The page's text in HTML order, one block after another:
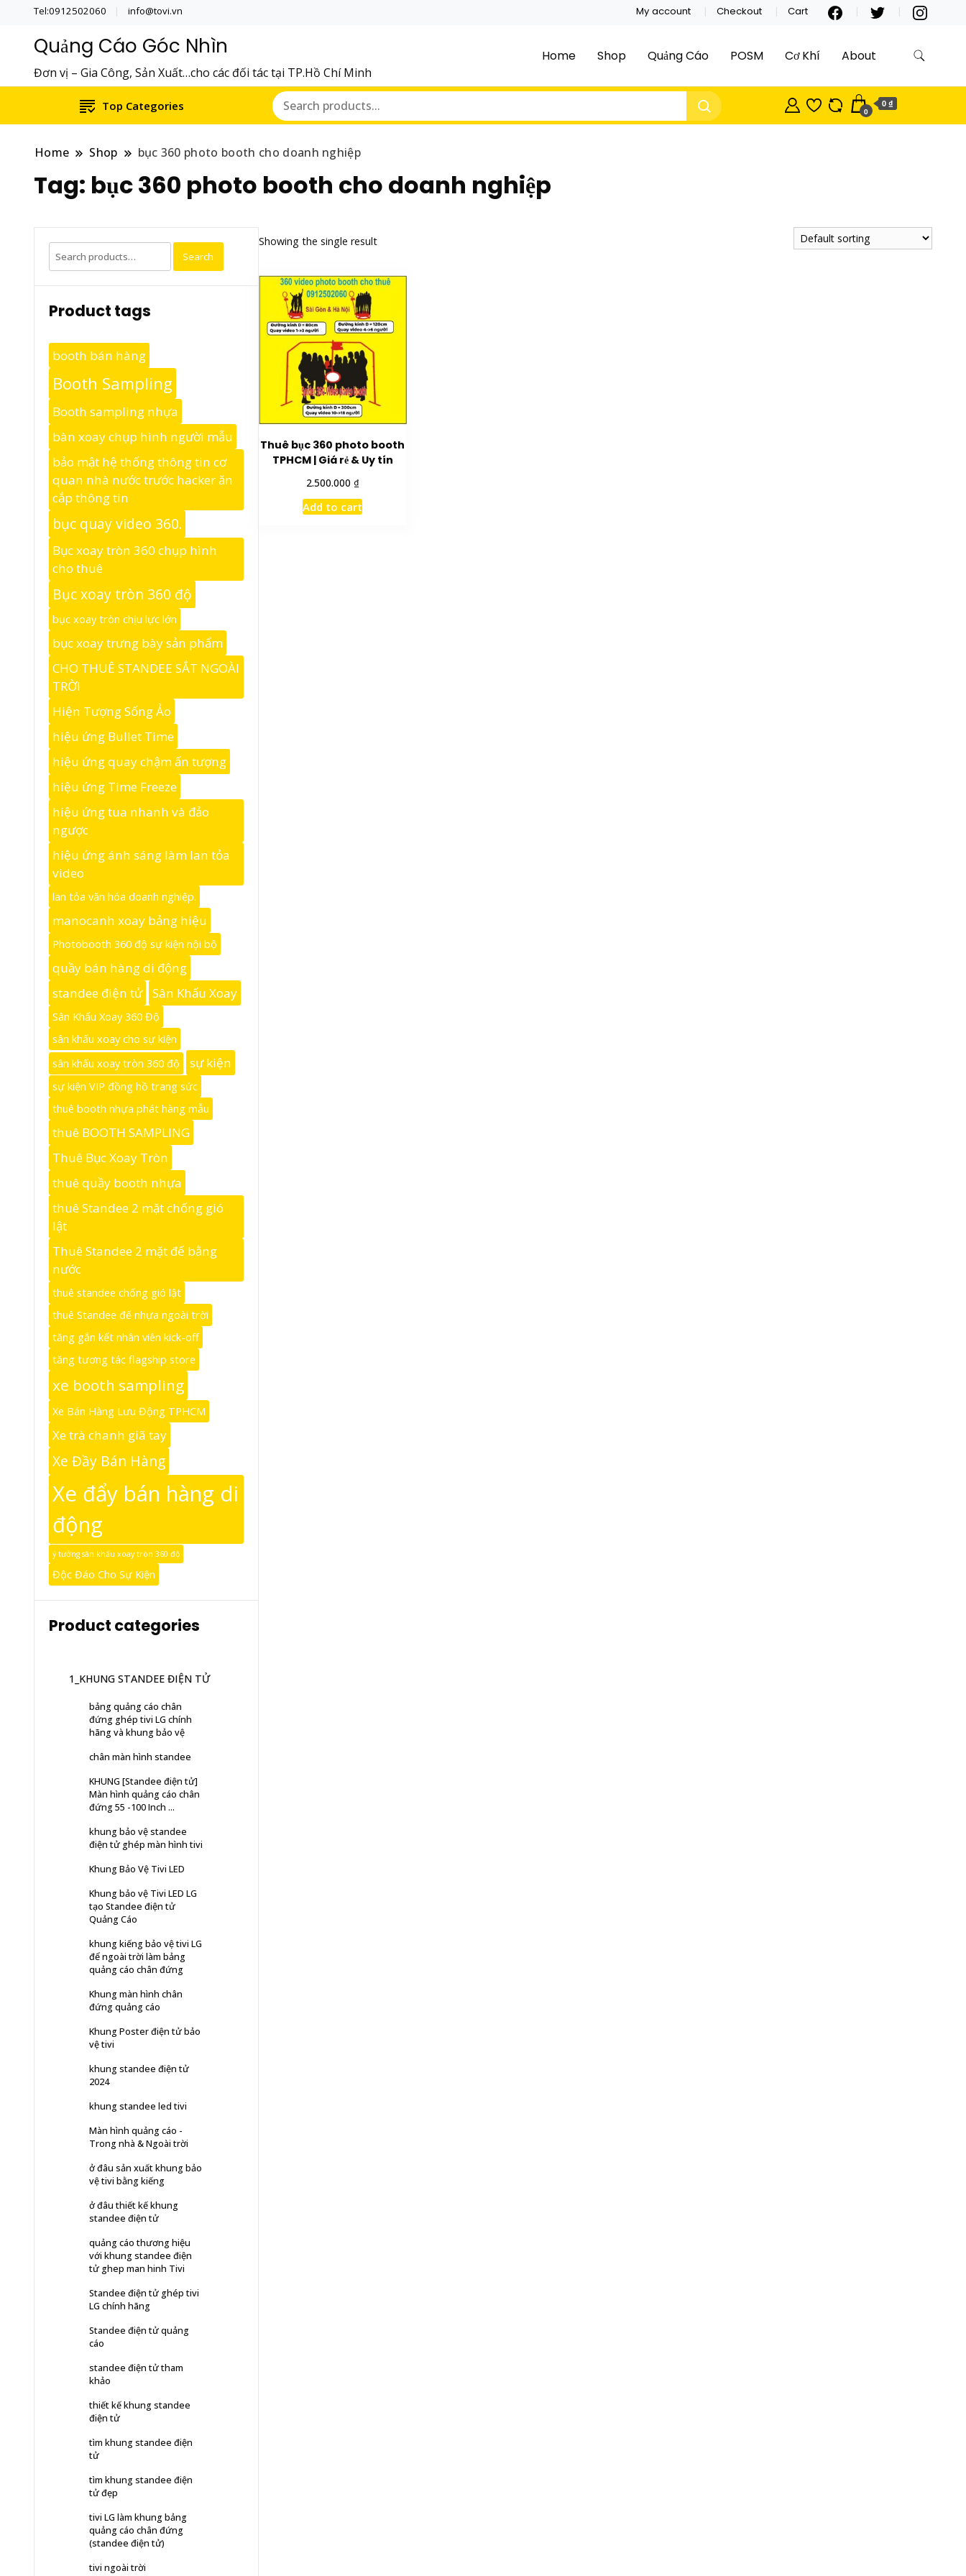
Tel:0912502060 info@tovi.vn My account Checkout Cart
Quảng Cáo Góc Nhìn
Đơn vị – Gia Công, Sản Xuất…cho các đối tác tại TP.Hồ Chí Minh
Home Shop Quảng Cáo POSM Cơ Khí About
Top Categories 0
0 ₫
Home Shop bục 360 photo booth cho doanh nghiệp
Tag: bục 360 photo booth cho doanh nghiệp
Showing the single result
Thuê bục 360 photo booth
TPHCM | Giá rẻ & Uy tín
2.500.000 ₫
Add to cart
Search
for:
Search
Product tags
booth bán hàng
Booth Sampling
Booth sampling nhựa
bàn xoay chụp hình người mẫu
bảo mật hệ thống thông tin cơ
quan nhà nước trước hacker ăn
cắp thông tin
bục quay video 360.
Bục xoay tròn 360 chụp hình
cho thuê
Bục xoay tròn 360 độ
bục xoay tròn chịu lực lớn
bục xoay trưng bày sản phẩm
CHO THUÊ STANDEE SẮT NGOÀI
TRỜI
Hiện Tượng Sống Ảo
hiệu ứng Bullet Time
hiệu ứng quay chậm ấn tượng
hiệu ứng Time Freeze
hiệu ứng tua nhanh và đảo
ngược
hiệu ứng ánh sáng làm lan tỏa
video
lan tỏa văn hóa doanh nghiệp.
manocanh xoay bảng hiệu
Photobooth 360 độ sự kiện nội bộ
quầy bán hàng di động
standee điện tử
Sân Khấu Xoay
Sân Khấu Xoay 360 Độ
sân khấu xoay cho sự kiện
sân khấu xoay tròn 360 độ
sự kiện
sự kiện VIP đồng hồ trang sức
thuê booth nhựa phát hàng mẫu
thuê BOOTH SAMPLING
Thuê Bục Xoay Tròn
thuê quầy booth nhựa
thuê Standee 2 mặt chống gió
lật
Thuê Standee 2 mặt đế bằng
nước
thuê standee chống gió lật
thuê Standee đế nhựa ngoài trời
tăng gắn kết nhân viên kick-off
tăng tương tác flagship store
xe booth sampling
Xe Bán Hàng Lưu Động TPHCM
Xe trà chanh giã tay
Xe Đầy Bán Hàng
Xe đẩy bán hàng di
động
ý tưởng sân khấu xoay tròn 360 độ
Độc Đáo Cho Sự Kiện
Product categories
1_KHUNG STANDEE ĐIỆN TỬ
bảng quảng cáo chân
đứng ghép tivi LG chính
hãng và khung bảo vệ
chân màn hình standee
KHUNG [Standee điện tử]
Màn hình quảng cáo chân
đứng 55 -100 Inch ...
khung bảo vệ standee
điện tử ghép màn hình tivi
Khung Bảo Vệ Tivi LED
Khung bảo vệ Tivi LED LG
tạo Standee điện tử
Quảng Cáo
khung kiếng bảo vệ tivi LG
để ngoài trời làm bảng
quảng cáo chân đứng
Khung màn hình chân
đứng quảng cáo
Khung Poster điện tử bảo
vệ tivi
khung standee điện tử
2024
khung standee led tivi
Màn hình quảng cáo -
Trong nhà & Ngoài trời
ở đâu sản xuất khung bảo
vệ tivi bằng kiếng
ở đâu thiết kế khung
standee điện tử
quảng cáo thương hiệu
với khung standee điện
tử ghep man hinh Tivi
Standee điện tử ghép tivi
LG chính hãng
Standee điện tử quảng
cáo
standee điện tử tham
khảo
thiết kế khung standee
điện tử
tìm khung standee điện
tử
tìm khung standee điện
tử đẹp
tivi LG làm khung bảng
quảng cáo chân đứng
(standee điện tử)
tivi ngoài trời